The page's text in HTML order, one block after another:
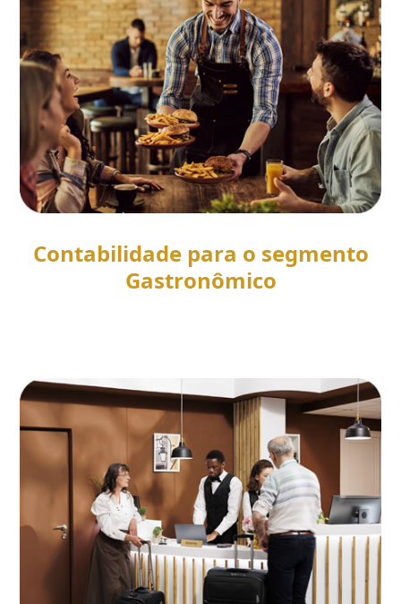
Contabilidade para o segmento
Gastronômico